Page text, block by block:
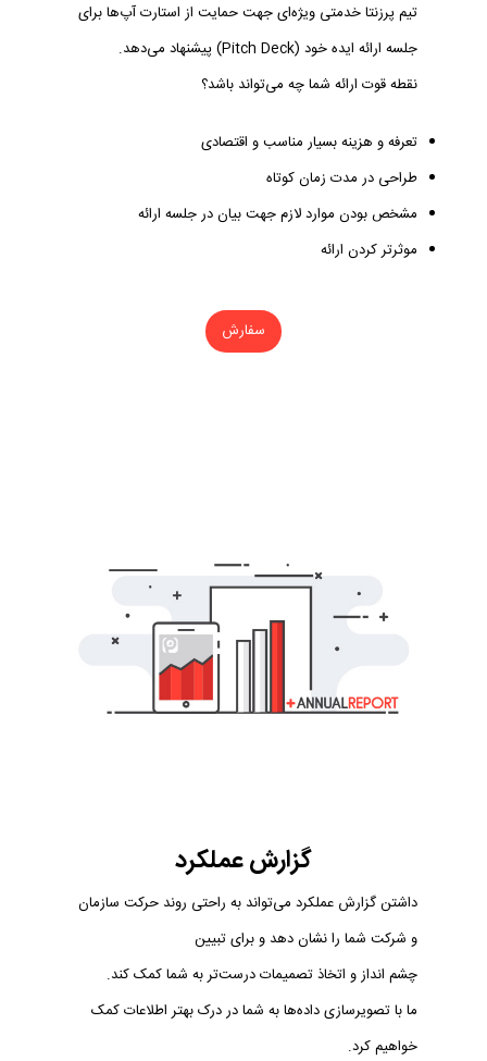
تیم پرزنتا خدمتی ویژه‌ای جهت حمایت از استارت آپ‌ها برای
جلسه ارائه ایده خود (Pitch Deck) پیشنهاد می‌دهد.
نقطه قوت ارائه شما چه می‌تواند باشد؟
تعرفه و هزینه بسیار مناسب و اقتصادی
طراحی در مدت زمان کوتاه
مشخص بودن موارد لازم جهت بیان در جلسه ارائه
موثرتر کردن ارائه
سفارش
گزارش عملکرد
داشتن گزارش عملکرد می‌تواند به راحتی روند حرکت سازمان
و شرکت شما را نشان دهد و برای تبیین
چشم انداز و اتخاذ تصمیمات درست‌تر به شما کمک کند.
ما با تصویرسازی داده‌ها به شما در درک بهتر اطلاعات کمک
خواهیم کرد.